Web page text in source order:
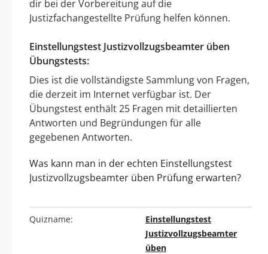
dir bei der Vorbereitung auf die
Justizfachangestellte Prüfung helfen können.
Einstellungstest Justizvollzugsbeamter üben
Übungstests:
Dies ist die vollständigste Sammlung von Fragen,
die derzeit im Internet verfügbar ist. Der
Übungstest enthält 25 Fragen mit detaillierten
Antworten und Begründungen für alle
gegebenen Antworten.
Was kann man in der echten Einstellungstest
Justizvollzugsbeamter üben Prüfung erwarten?
Quizname:
Einstellungstest
Justizvollzugsbeamter
üben